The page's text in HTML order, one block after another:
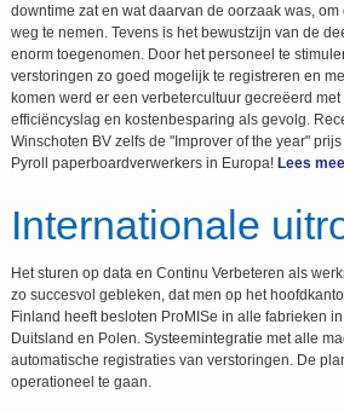
downtime zat en wat daarvan de oorzaak was,
weg te nemen. Tevens is het bewustzijn van de
enorm toegenomen. Door het personeel te
verstoringen zo goed mogelijk te registreren en
komen werd er een verbetercultuur gecreëerd
efficiëncyslag en kostenbesparing als gevolg.
Winschoten BV zelfs de "Improver of the year"
Pyroll paperboardverwerkers in Europa!Lees
Internationale
Het sturen op data en Continu Verbeteren als
zo succesvol gebleken, dat men op het
Finland heeft besloten ProMISe in alle fabrieken
Duitsland en Polen. Systeemintegratie met alle
automatische registraties van verstoringen. De
operationeel te gaan.